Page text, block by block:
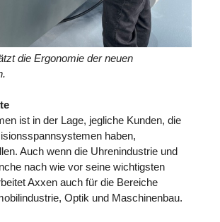
die Ergonomie der neuen
ist in der Lage, jegliche Kunden, die
haben,
Auch wenn die Uhrenindustrie und
nach wie vor seine wichtigsten
Axxen auch für die Bereiche
Optik und Maschinenbau.